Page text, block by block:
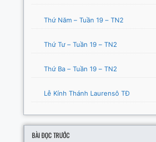
Thứ Năm – Tuần 19 – TN2
Thứ Tư – Tuần 19 – TN2
Thứ Ba – Tuần 19 – TN2
Lễ Kính Thánh Laurensô TĐ
BÀI ĐỌC TRƯỚC